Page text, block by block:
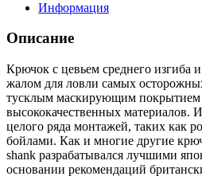
Информация
Описание
Крючок с цевьем среднего изгиба
жалом для ловли самых
тусклым маскирующим покрытием
высококачественных материалов.
целого ряда монтажей, таких как
бойлами. Как и многие другие
shank разрабатывался лучшими
основании рекомендаций